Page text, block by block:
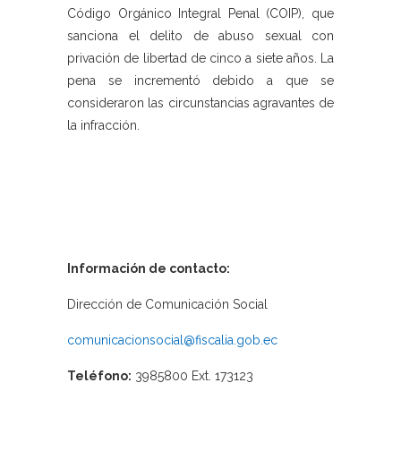
Código Orgánico Integral Penal (COIP), que
sanciona el delito de abuso sexual con
privación de libertad de cinco a siete años. La
pena se incrementó debido a que se
consideraron las circunstancias agravantes de
la infracción.
Información de contacto:
Dirección de Comunicación Social
comunicacionsocial@fiscalia.gob.ec
Teléfono: 3985800 Ext. 173123